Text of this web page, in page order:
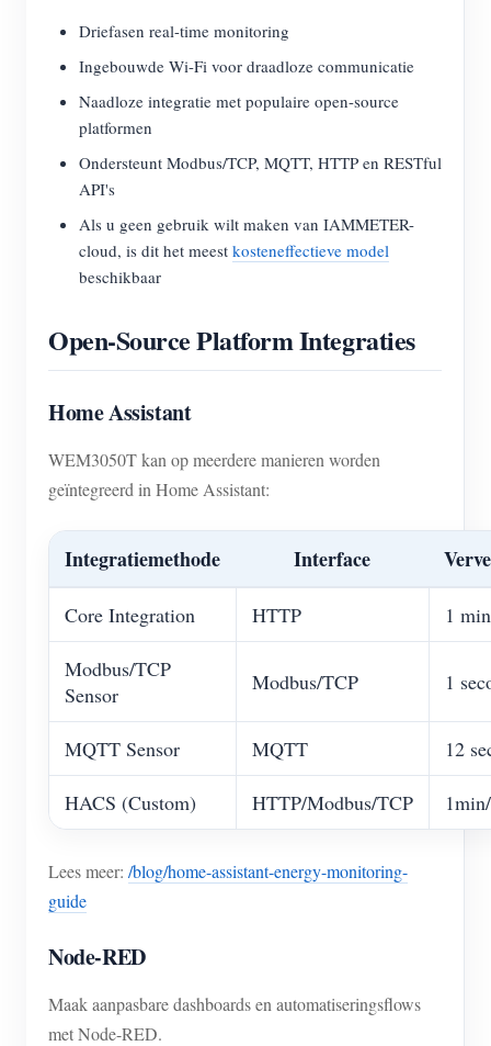
Driefasen real-time monitoring
Ingebouwde Wi-Fi voor draadloze communicatie
Naadloze integratie met populaire open-source
platformen
Ondersteunt Modbus/TCP, MQTT, HTTP en RESTful
API's
Als u geen gebruik wilt maken van IAMMETER-
cloud, is dit het meest kosteneffectieve model
beschikbaar
Open-Source Platform Integraties
Home Assistant
WEM3050T kan op meerdere manieren worden
geïntegreerd in Home Assistant:
Integratiemethode Interface
Core Integration HTTP 1
Modbus/TCP
Sensor
Modbus/TCP 1
MQTT Sensor MQTT 12
HACS (Custom) HTTP/Modbus/TCP
Lees meer: /blog/home-assistant-energy-monitoring-
guide
Node-RED
Maak aanpasbare dashboards en automatiseringsflows
met Node-RED.